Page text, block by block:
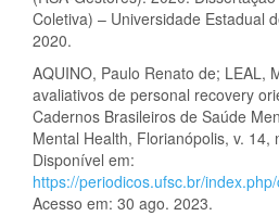
Coletiva) – Universidade Estadual
2020.
AQUINO, Paulo Renato de; LEAL,
avaliativos de personal recovery
Cadernos Brasileiros de Saúde
Mental Health, Florianópolis, v. 14,
Disponível em:
https://periodicos.ufsc.br/
Acesso em: 30 ago. 2023.